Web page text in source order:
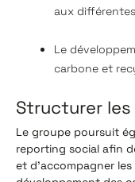
aux
Le
carbone et
Structurer
Le groupe poursuit
reporting social afin
et d'accompagner